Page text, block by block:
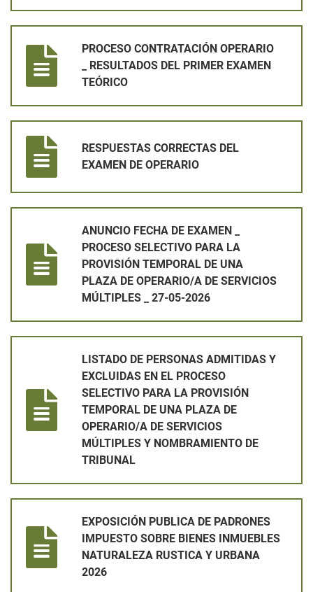
PROCESO CONTRATACIÓN OPERARIO
_ RESULTADOS DEL PRIMER EXAMEN
TEÓRICO
RESPUESTAS CORRECTAS DEL
EXAMEN DE OPERARIO
ANUNCIO FECHA DE EXAMEN _
PROCESO SELECTIVO PARA LA
PROVISIÓN TEMPORAL DE UNA
PLAZA DE OPERARIO/A DE SERVICIOS
MÚLTIPLES _ 27-05-2026
LISTADO DE PERSONAS ADMITIDAS Y
EXCLUIDAS EN EL PROCESO
SELECTIVO PARA LA PROVISIÓN
TEMPORAL DE UNA PLAZA DE
OPERARIO/A DE SERVICIOS
MÚLTIPLES Y NOMBRAMIENTO DE
TRIBUNAL
EXPOSICIÓN PUBLICA DE PADRONES
IMPUESTO SOBRE BIENES INMUEBLES
NATURALEZA RUSTICA Y URBANA
2026